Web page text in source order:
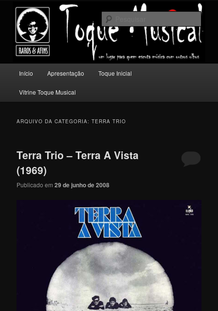
conteúdo
principal
conteúdo
secundário
Toque Musical
Um lugar para quem escuta música com outros olhos.
principal
Início Apresentação Toque Inicial
Vitrine Toque Musical
ARQUIVO DA CATEGORIA:TERRA TRIO
Terra Trio – Terra A Vista
(1969)
Publicado em29 de junho de 2008